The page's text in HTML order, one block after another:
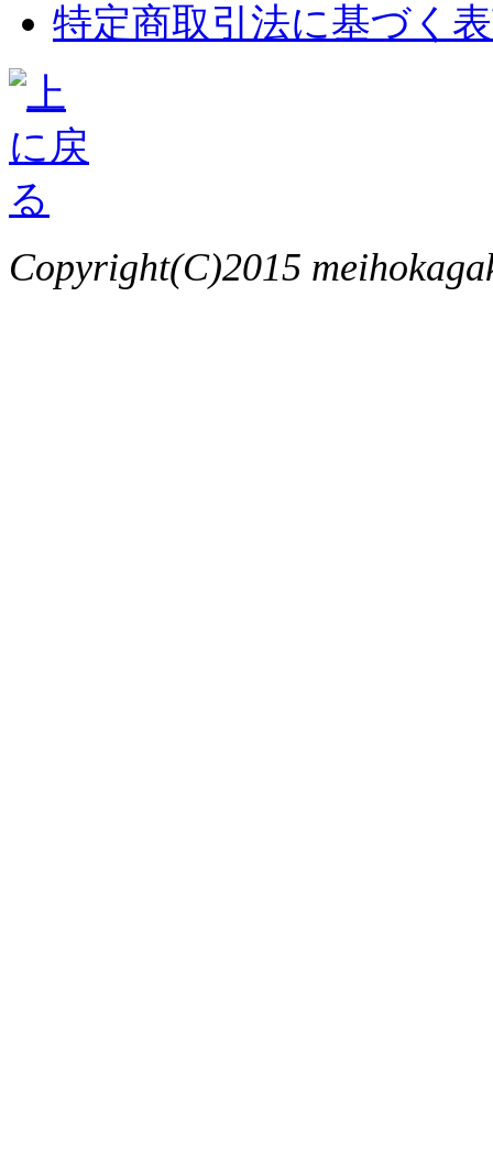
特定商取引法に基づく
Copyright(C)2015